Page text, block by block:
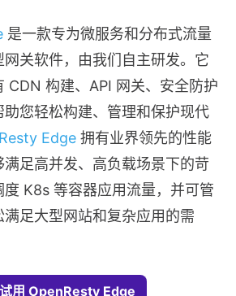
是一款专为微服务和分布式流量
关软件，由我们自主研发。它
CDN 构建、API 网关、安全防护
您轻松构建、管理和保护现代
Edge 拥有业界领先的性能
足高并发、高负载场景下的苛
K8s 等容器应用流量，并可管
足大型网站和复杂应用的需
用 OpenResty Edge